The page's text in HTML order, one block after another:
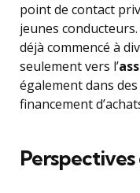
point de contact
jeunes
déjà commencé à
seulement vers l’
également dans
financement
Perspectives